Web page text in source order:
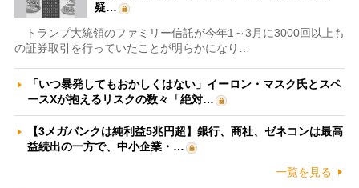
疑…
トランプ大統領のファミリー信託が今年1～3月に3000回以上も
の証券取引を行っていたことが明らかになり…
「いつ暴発してもおかしくはない」イーロン・マスク氏とスペ
ースXが抱えるリスクの数々「絶対…
【3メガバンクは純利益5兆円超】銀行、商社、ゼネコンは最高
益続出の一方で、中小企業・…
一覧を見る